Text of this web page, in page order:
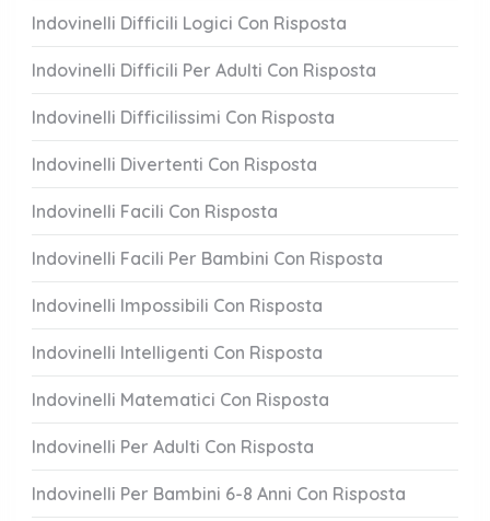
Indovinelli Difficili Logici Con Risposta
Indovinelli Difficili Per Adulti Con Risposta
Indovinelli Difficilissimi Con Risposta
Indovinelli Divertenti Con Risposta
Indovinelli Facili Con Risposta
Indovinelli Facili Per Bambini Con Risposta
Indovinelli Impossibili Con Risposta
Indovinelli Intelligenti Con Risposta
Indovinelli Matematici Con Risposta
Indovinelli Per Adulti Con Risposta
Indovinelli Per Bambini 6-8 Anni Con Risposta